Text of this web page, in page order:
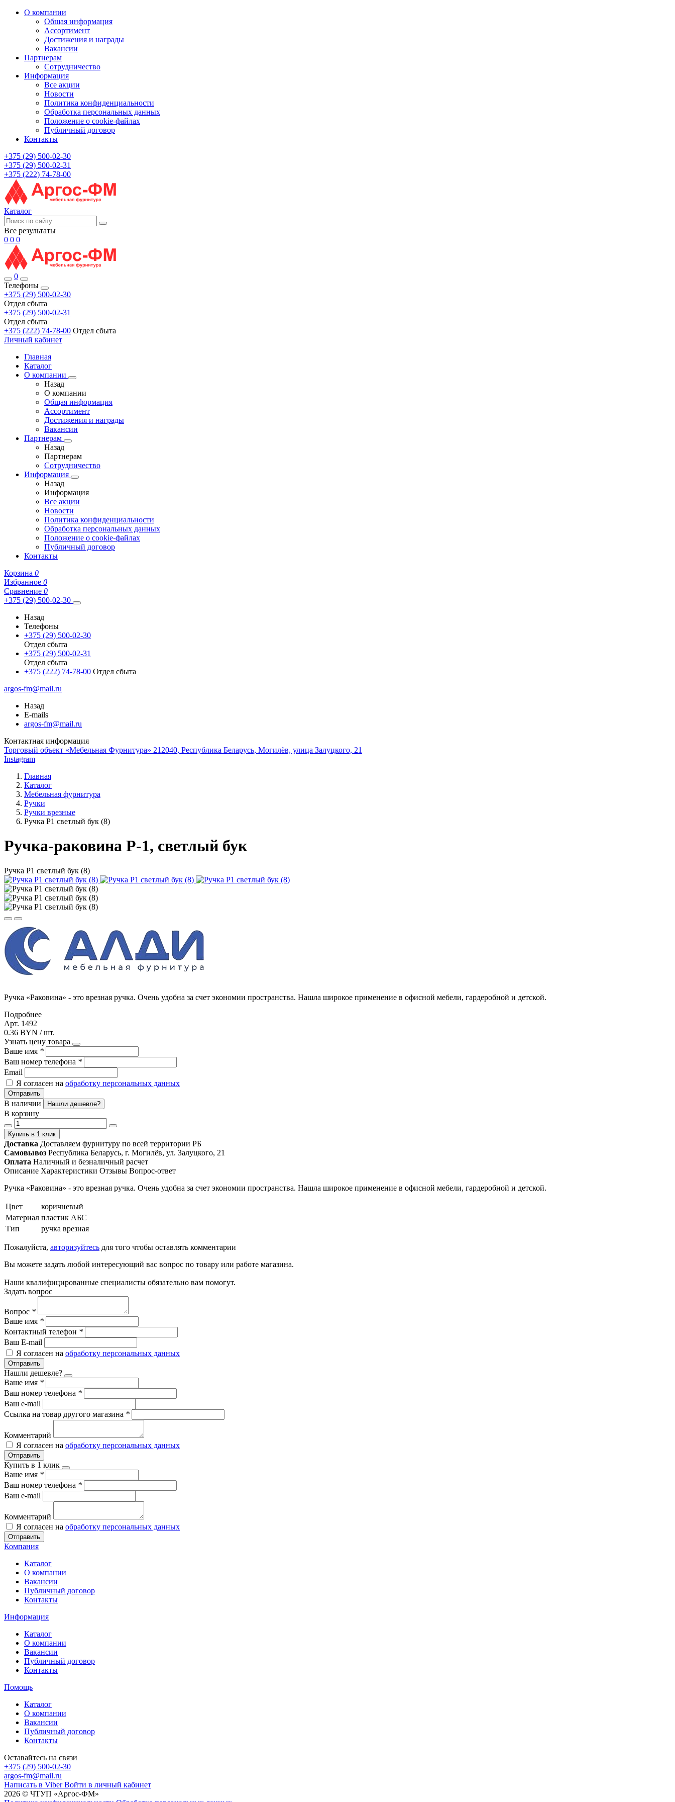
О компании
Общая информация
Ассортимент
Достижения и награды
Вакансии
Партнерам
Сотрудничество
Информация
Все акции
Новости
Политика конфиденциальности
Обработка персональных данных
Положение о cookie-файлах
Публичный договор
Контакты
+375 (29) 500-02-30
+375 (29) 500-02-31
+375 (222) 74-78-00
Каталог
Все результаты
0 0 0
0
Телефоны
+375 (29) 500-02-30
Отдел сбыта
+375 (29) 500-02-31
Отдел сбыта
+375 (222) 74-78-00 Отдел сбыта
Личный кабинет
Главная
Каталог
О компании
Назад
О компании
Общая информация
Ассортимент
Достижения и награды
Вакансии
Партнерам
Назад
Партнерам
Сотрудничество
Информация
Назад
Информация
Все акции
Новости
Политика конфиденциальности
Обработка персональных данных
Положение о cookie-файлах
Публичный договор
Контакты
Корзина 0
Избранное 0
Сравнение 0
+375 (29) 500-02-30
Назад
Телефоны
+375 (29) 500-02-30
Отдел сбыта
+375 (29) 500-02-31
Отдел сбыта
+375 (222) 74-78-00 Отдел сбыта
argos-fm@mail.ru
Назад
E-mails
argos-fm@mail.ru
Контактная информация
Торговый объект «Мебельная Фурнитура» 212040, Республика Беларусь, Могилёв, улица Залуцкого, 21
Instagram
Главная
Каталог
Мебельная фурнитура
Ручки
Ручки врезные
Ручка Р1 светлый бук (8)
Ручка-раковина Р-1, светлый бук
Ручка Р1 светлый бук (8)
Ручка «Раковина» - это врезная ручка. Очень удобна за счет экономии пространства. Нашла широкое применение в офисной мебели, гардеробной и детской.
Подробнее
Арт. 1492
0.36 BYN / шт.
Узнать цену товара
Ваше имя *
Ваш номер телефона *
Email
Я согласен на обработку персональных данных
Отправить
В наличии Нашли дешевле?
В корзину
Купить в 1 клик
Доставка Доставляем фурнитуру по всей территории РБ
Самовывоз Республика Беларусь, г. Могилёв, ул. Залуцкого, 21
Оплата Наличный и безналичный расчет
Описание Характеристики Отзывы Вопрос-ответ
Ручка «Раковина» - это врезная ручка. Очень удобна за счет экономии пространства. Нашла широкое применение в офисной мебели, гардеробной и детской.
Цвет
коричневый
Материал пластик АБС
Тип
ручка врезная
Пожалуйста, авторизуйтесь для того чтобы оставлять комментарии
Вы можете задать любой интересующий вас вопрос по товару или работе магазина.
Наши квалифицированные специалисты обязательно вам помогут.
Задать вопрос
Вопрос *
Ваше имя *
Контактный телефон *
Ваш E-mail
Я согласен на обработку персональных данных
Отправить
Нашли дешевле?
Ваше имя *
Ваш номер телефона *
Ваш e-mail
Ссылка на товар другого магазина *
Комментарий
Я согласен на обработку персональных данных
Отправить
Купить в 1 клик
Ваше имя *
Ваш номер телефона *
Ваш e-mail
Комментарий
Я согласен на обработку персональных данных
Отправить
Компания
Каталог
О компании
Вакансии
Публичный договор
Контакты
Информация
Каталог
О компании
Вакансии
Публичный договор
Контакты
Помощь
Каталог
О компании
Вакансии
Публичный договор
Контакты
Оставайтесь на связи
+375 (29) 500-02-30
argos-fm@mail.ru
Написать в Viber Войти в личный кабинет
2026 © ЧТУП «Аргос-ФМ»